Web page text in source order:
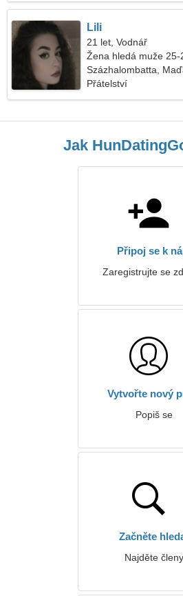
Lili
21 let, Vodnář
Žena hledá muže 25-
Százhalombatta,
Přátelství
Jak
Připoj se k
Zaregistrujte se
Vytvořte nový
Popiš se
Začněte
Najděte členy